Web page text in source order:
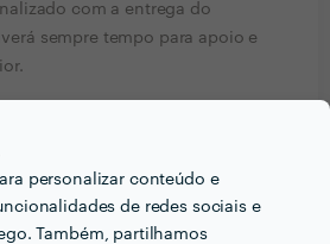
personalizar conteúdo e
de redes sociais e
Também, partilhamos
com a entrega do
sempre tempo para apoio e